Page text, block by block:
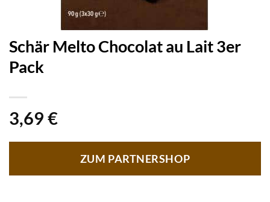
Schär Melto Chocolat au Lait 3er
Pack
3,69 €
ZUM PARTNERSHOP